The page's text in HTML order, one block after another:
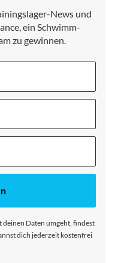
News und
ein Schwimm-
zu gewinnen.
deinen Daten umgeht, findest
dich jederzeit kostenfrei